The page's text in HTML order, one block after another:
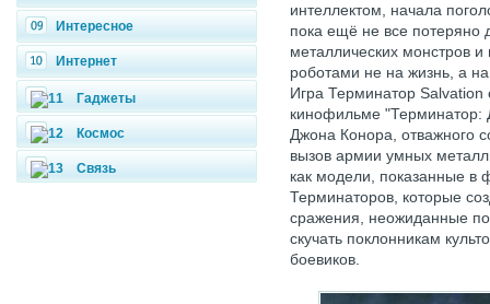
Интересное
Интернет
Гаджеты
Космос
Связь
интеллектом, начала
пока ещё не все потеряно
металлических монстров и
роботами не на жизнь, а
Игра Терминатор Salvation
кинофильме "Терминатор:
Джона Конора, отважного
вызов армии умных
как модели, показанные
Терминаторов, которые
сражения, неожиданные
скучать поклонникам
боевиков.